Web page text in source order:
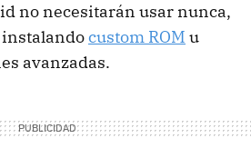
no necesitarán usar nunca,
instalandocustom ROM u
avanzadas.